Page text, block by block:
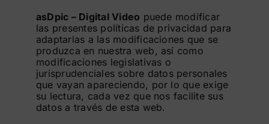
asDpic – Digital Video puede modificar
las presentes políticas de privacidad para
adaptarlas a las modificaciones que se
produzca en nuestra web, así como
modificaciones legislativas o
jurisprudenciales sobre datos personales
que vayan apareciendo, por lo que exige
su lectura, cada vez que nos facilite sus
datos a través de esta web.